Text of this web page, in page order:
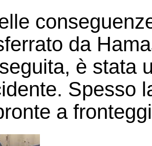
da
è stata
Spesso
a